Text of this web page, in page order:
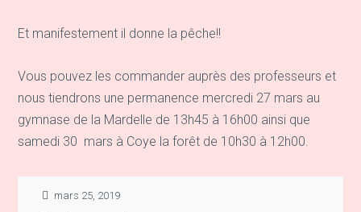
Et manifestement il donne la pêche!!
Vous pouvez les commander auprès des professeurs et
nous tiendrons une permanence mercredi 27 mars au
gymnase de la Mardelle de 13h45 à 16h00 ainsi que
samedi 30 mars à Coye la forêt de 10h30 à 12h00.
mars 25, 2019